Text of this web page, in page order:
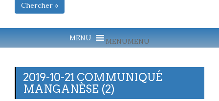
Chercher »
MENUMENU
2019-10-21 COMMUNIQUÉ
MANGANÈSE (2)